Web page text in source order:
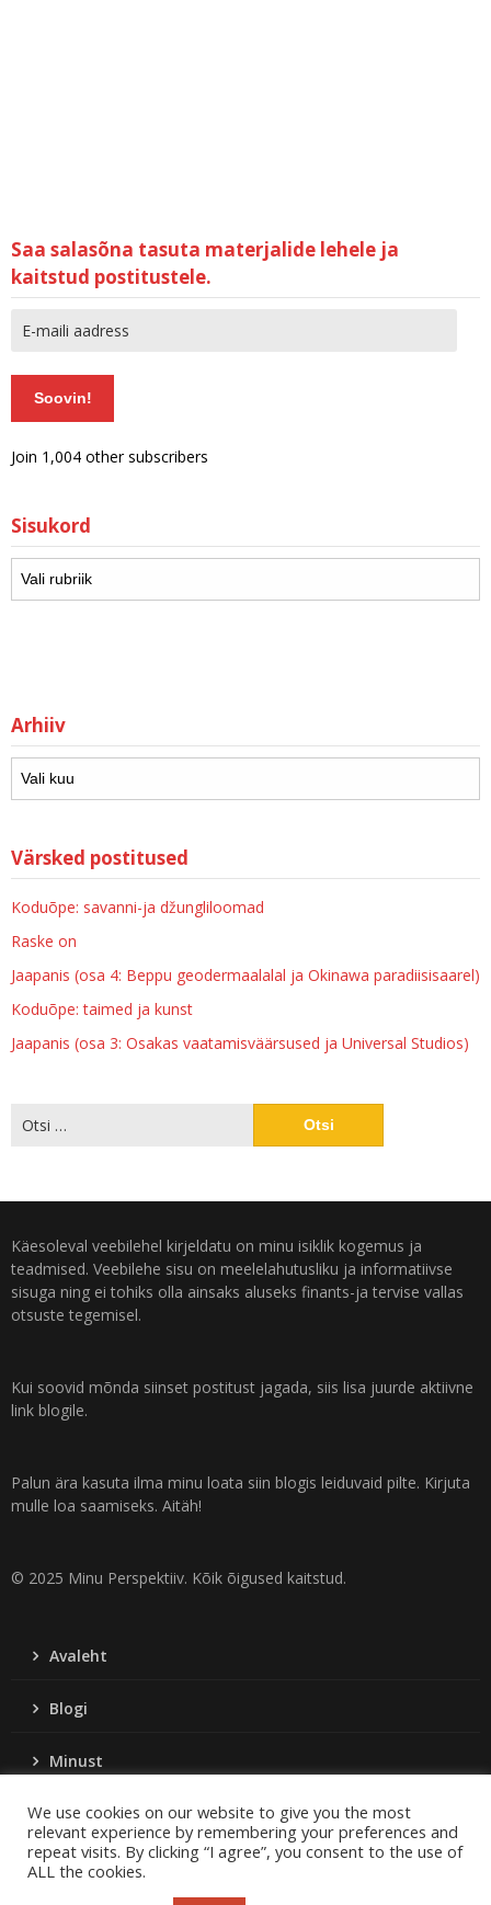
Saa salasõna tasuta materjalide lehele ja
kaitstud postitustele.
Soovin!
Join 1,004 other subscribers
Sisukord
Arhiiv
Värsked postitused
Koduõpe: savanni-ja džungliloomad
Raske on
Jaapanis (osa 4: Beppu geodermaalalal ja Okinawa paradiisisaarel)
Koduõpe: taimed ja kunst
Jaapanis (osa 3: Osakas vaatamisväärsused ja Universal Studios)
Käesoleval veebilehel kirjeldatu on minu isiklik kogemus ja
teadmised. Veebilehe sisu on meelelahutusliku ja informatiivse
sisuga ning ei tohiks olla ainsaks aluseks finants-ja tervise vallas
otsuste tegemisel.
Kui soovid mõnda siinset postitust jagada, siis lisa juurde aktiivne
link blogile.
Palun ära kasuta ilma minu loata siin blogis leiduvaid pilte. Kirjuta
mulle loa saamiseks. Aitäh!
© 2025 Minu Perspektiiv. Kõik õigused kaitstud.
Avaleht
Blogi
Minust
Kontakt
We use cookies on our website to give you the most
relevant experience by remembering your preferences and
repeat visits. By clicking “I agree”, you consent to the use of
ALL the cookies.